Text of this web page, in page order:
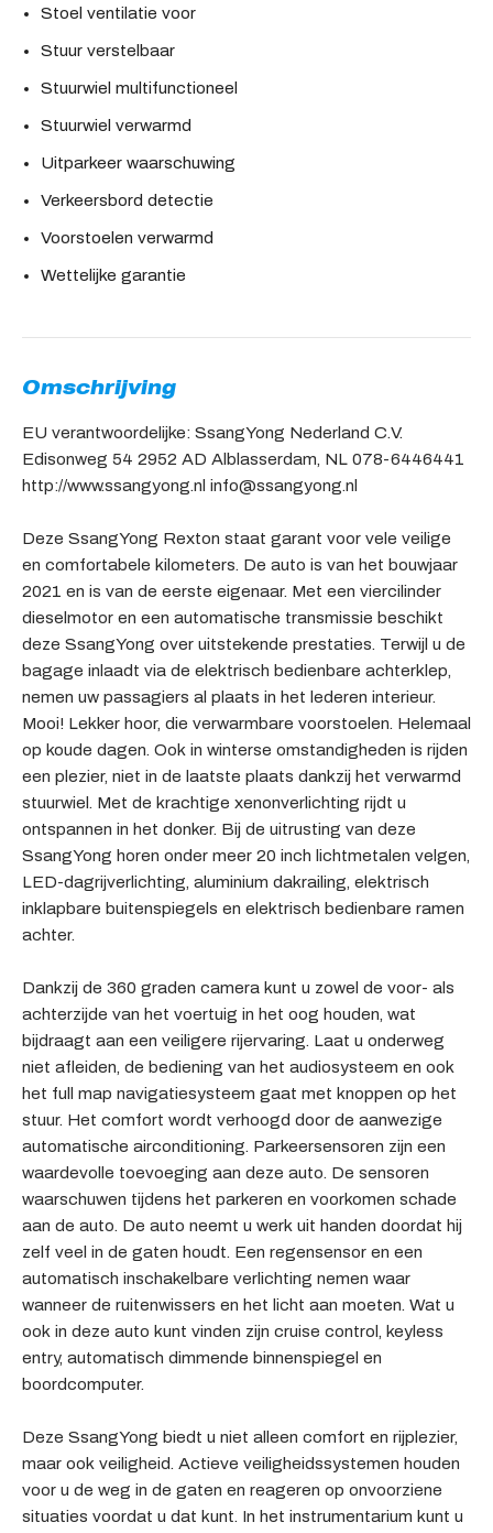
Stoel ventilatie voor
Stuur verstelbaar
Stuurwiel multifunctioneel
Stuurwiel verwarmd
Uitparkeer waarschuwing
Verkeersbord detectie
Voorstoelen verwarmd
Wettelijke garantie
Omschrijving
EU verantwoordelijke: SsangYong Nederland C.V.
Edisonweg 54 2952 AD Alblasserdam, NL 078-6446441
http://www.ssangyong.nl info@ssangyong.nl
Deze SsangYong Rexton staat garant voor vele veilige
en comfortabele kilometers. De auto is van het bouwjaar
2021 en is van de eerste eigenaar. Met een viercilinder
dieselmotor en een automatische transmissie beschikt
deze SsangYong over uitstekende prestaties. Terwijl u de
bagage inlaadt via de elektrisch bedienbare achterklep,
nemen uw passagiers al plaats in het lederen interieur.
Mooi! Lekker hoor, die verwarmbare voorstoelen. Helemaal
op koude dagen. Ook in winterse omstandigheden is rijden
een plezier, niet in de laatste plaats dankzij het verwarmd
stuurwiel. Met de krachtige xenonverlichting rijdt u
ontspannen in het donker. Bij de uitrusting van deze
SsangYong horen onder meer 20 inch lichtmetalen velgen,
LED-dagrijverlichting, aluminium dakrailing, elektrisch
inklapbare buitenspiegels en elektrisch bedienbare ramen
achter.
Dankzij de 360 graden camera kunt u zowel de voor- als
achterzijde van het voertuig in het oog houden, wat
bijdraagt aan een veiligere rijervaring. Laat u onderweg
niet afleiden, de bediening van het audiosysteem en ook
het full map navigatiesysteem gaat met knoppen op het
stuur. Het comfort wordt verhoogd door de aanwezige
automatische airconditioning. Parkeersensoren zijn een
waardevolle toevoeging aan deze auto. De sensoren
waarschuwen tijdens het parkeren en voorkomen schade
aan de auto. De auto neemt u werk uit handen doordat hij
zelf veel in de gaten houdt. Een regensensor en een
automatisch inschakelbare verlichting nemen waar
wanneer de ruitenwissers en het licht aan moeten. Wat u
ook in deze auto kunt vinden zijn cruise control, keyless
entry, automatisch dimmende binnenspiegel en
boordcomputer.
Deze SsangYong biedt u niet alleen comfort en rijplezier,
maar ook veiligheid. Actieve veiligheidssystemen houden
voor u de weg in de gaten en reageren op onvoorziene
situaties voordat u dat kunt. In het instrumentarium kunt u